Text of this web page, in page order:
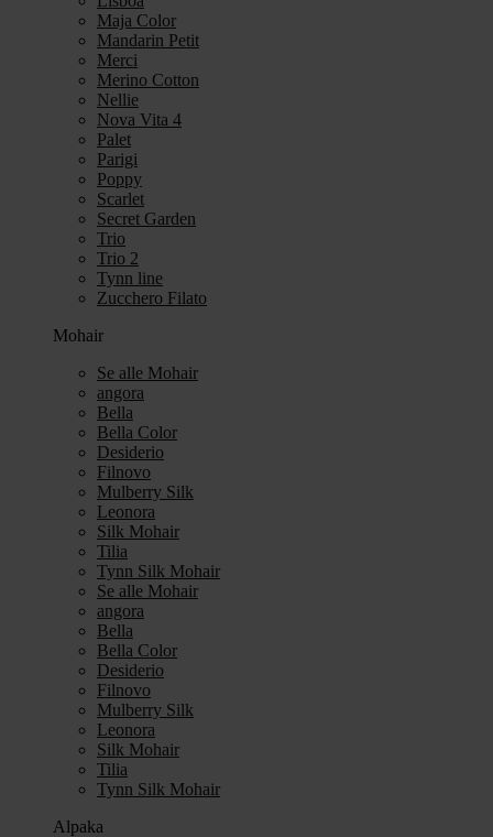
Maja Color
Mandarin Petit
Merci
Merino Cotton
Nellie
Nova Vita 4
Palet
Parigi
Poppy
Scarlet
Secret Garden
Trio
Trio 2
Tynn line
Zucchero Filato
Mohair
Se alle Mohair
angora
Bella
Bella Color
Desiderio
Filnovo
Mulberry Silk
Leonora
Silk Mohair
Tilia
Tynn Silk Mohair
Se alle Mohair
angora
Bella
Bella Color
Desiderio
Filnovo
Mulberry Silk
Leonora
Silk Mohair
Tilia
Tynn Silk Mohair
Alpaka